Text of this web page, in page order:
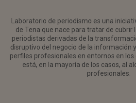
Laboratorio de periodismo es una
de Tena que nace para tratar de cubrir
periodistas derivadas de la
disruptivo del negocio de la información
perfiles profesionales en entornos en
está, en la mayoría de los casos, al
profesionales.